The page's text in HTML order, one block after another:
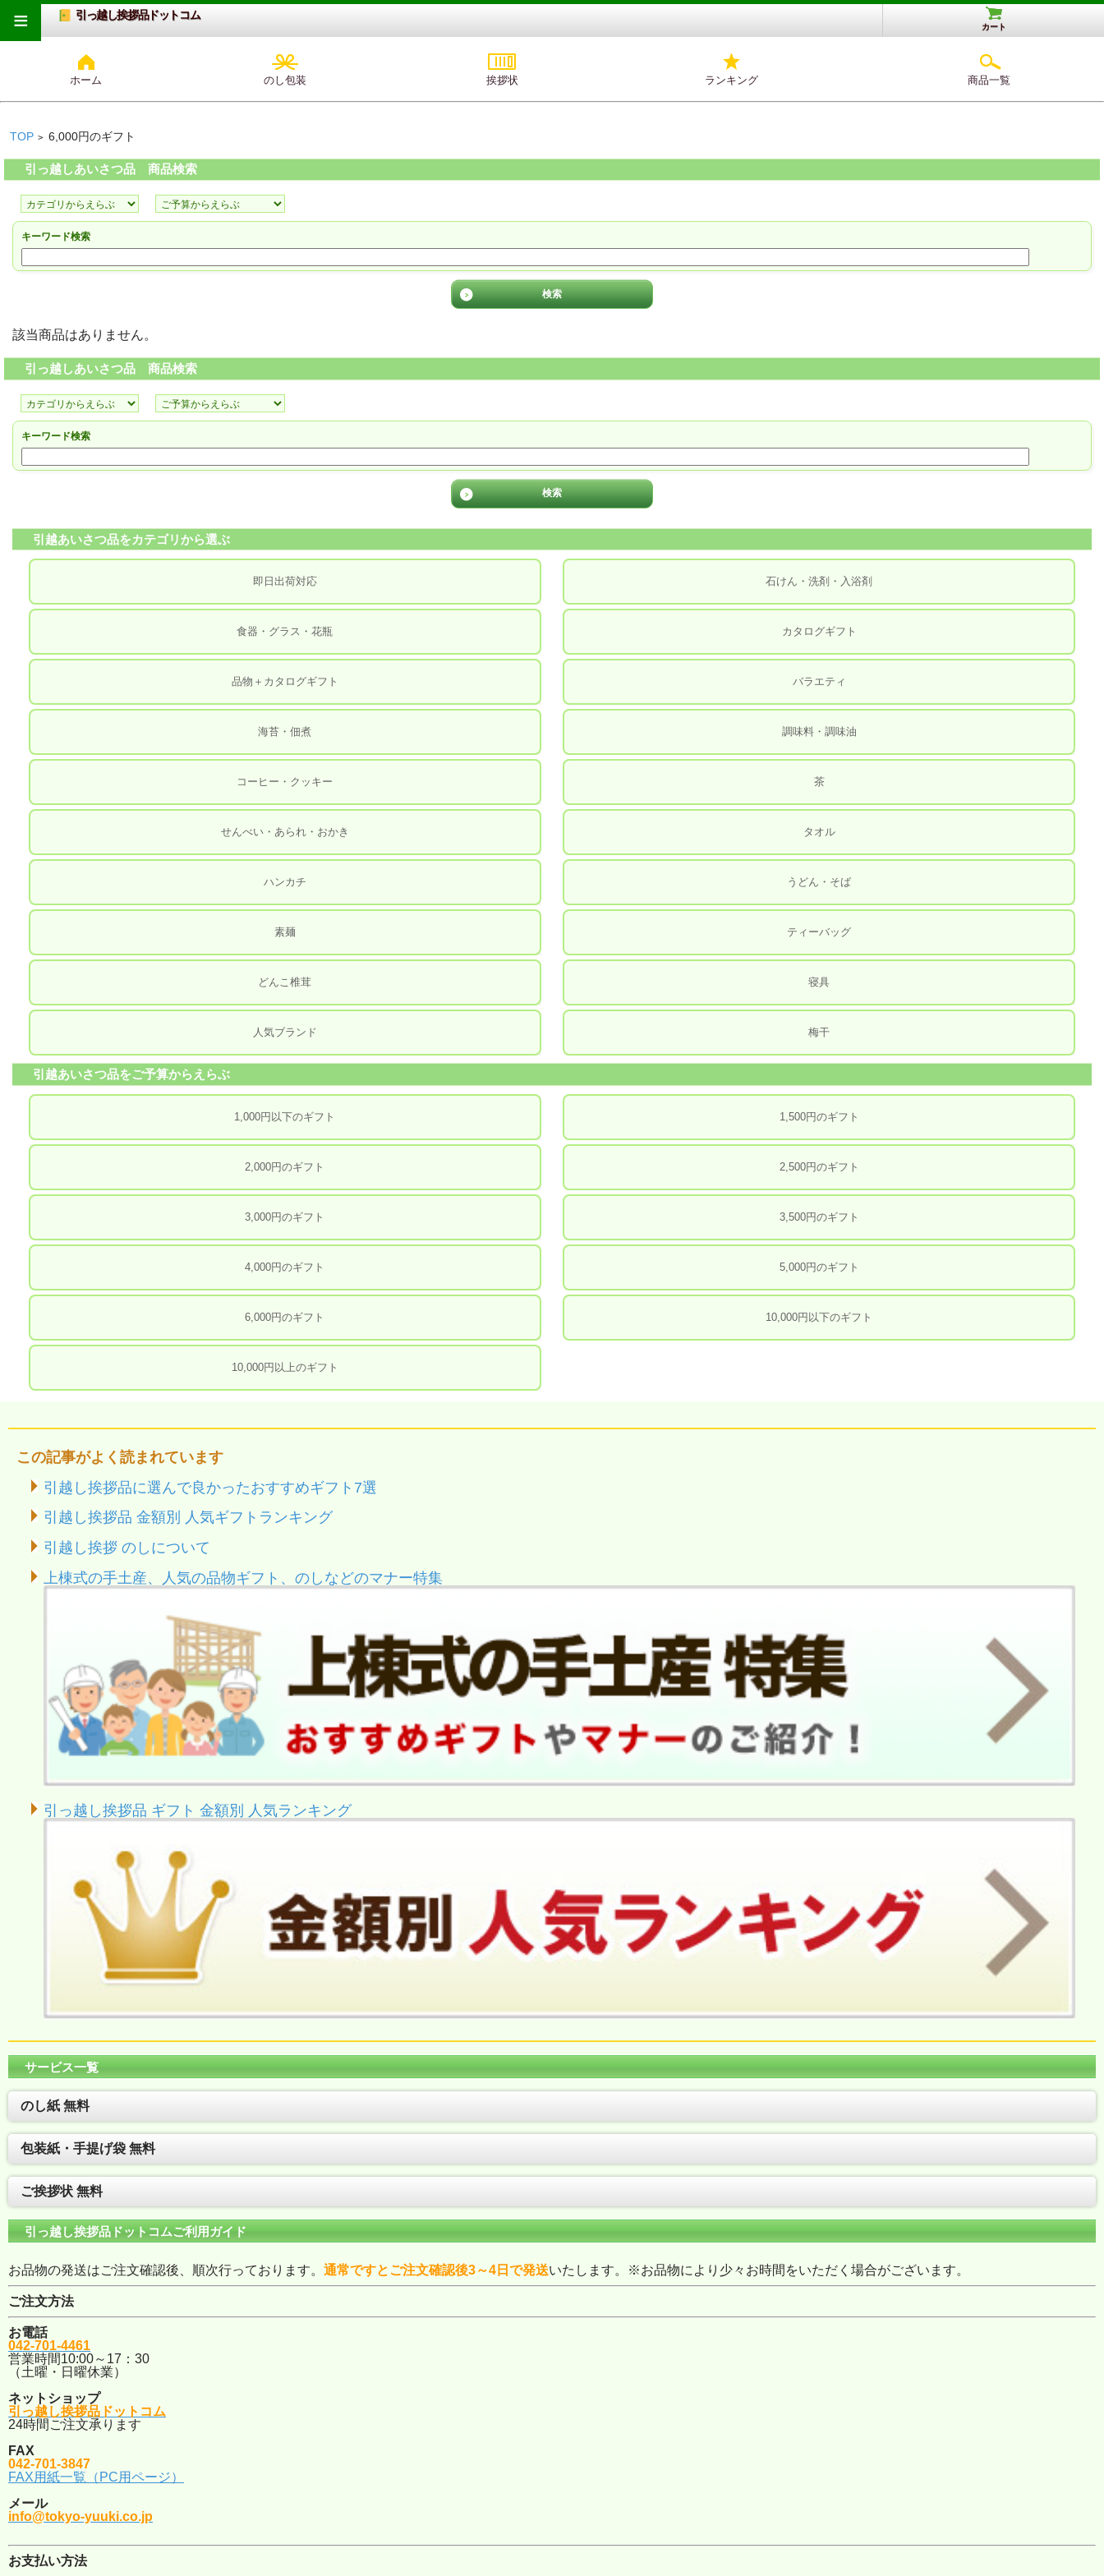
引っ越し挨拶品ドットコム
カート
ホーム のし包装 挨拶状 ランキング 商品一覧
≡
TOP > 6,000円のギフト
引っ越しあいさつ品 商品検索
キーワード検索
該当商品はありません。
引っ越しあいさつ品 商品検索
キーワード検索
引越あいさつ品をカテゴリから選ぶ
即日出荷対応 石けん・洗剤・入浴剤
食器・グラス・花瓶 カタログギフト
品物＋カタログギフト バラエティ
海苔・佃煮 調味料・調味油
コーヒー・クッキー 茶
せんべい・あられ・おかき タオル
ハンカチ うどん・そば
素麺 ティーバッグ
どんこ椎茸 寝具
人気ブランド 梅干
引越あいさつ品をご予算からえらぶ
1,000円以下のギフト 1,500円のギフト
2,000円のギフト 2,500円のギフト
3,000円のギフト 3,500円のギフト
4,000円のギフト 5,000円のギフト
6,000円のギフト 10,000円以下のギフト
10,000円以上のギフト
この記事がよく読まれています
引越し挨拶品に選んで良かったおすすめギフト7選
引越し挨拶品 金額別 人気ギフトランキング
引越し挨拶 のしについて
上棟式の手土産、人気の品物ギフト、のしなどのマナー特集
引っ越し挨拶品 ギフト 金額別 人気ランキング
サービス一覧
のし紙 無料
包装紙・手提げ袋 無料
ご挨拶状 無料
引っ越し挨拶品ドットコムご利用ガイド
お品物の発送はご注文確認後、順次行っております。 通常ですとご注文確認後3～4日で発送いたします。※お品物により少々お時間をいただく場合がございます。
ご注文方法
お電話
042-701-4461
営業時間10:00～17：30
（土曜・日曜休業）
ネットショップ
引っ越し挨拶品ドットコム
24時間ご注文承ります
FAX
042-701-3847
FAX用紙一覧（PC用ページ）
メール
info@tokyo-yuuki.co.jp
お支払い方法